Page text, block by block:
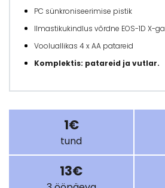
PC sünkroniseerimise pistik
Ilmastikukindlus võrdne EOS-1D X-ga
Vooluallikas 4 x AA patareid
Komplektis: patareid ja vutlar.
1€
tund
13€